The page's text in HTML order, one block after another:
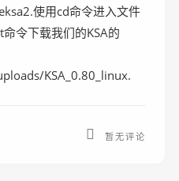
使用cd命令进入文件
令下载我们的KSA的
KSA_0.80_linux.
暂无评论